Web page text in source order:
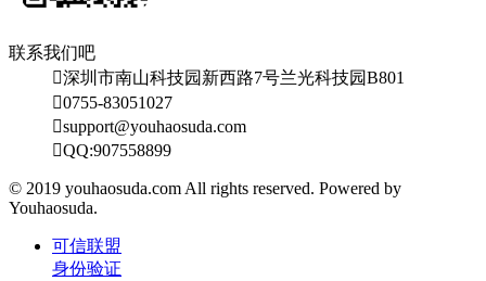
联系我们吧
深圳市南山科技园新西路7号兰光科技园B801
0755-83051027
support@youhaosuda.com
QQ:907558899
© 2019 youhaosuda.com All rights reserved. Powered by
Youhaosuda.
可信联盟
身份验证